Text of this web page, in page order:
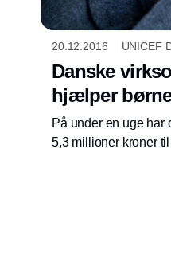
20.12.2016 UNICEF
Danske
hjælper
På under en uge har
5,3 millioner kroner